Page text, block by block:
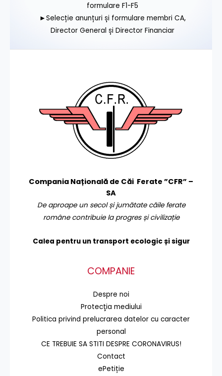
formulare F1-F5
►Selecție anunțuri și formulare membri CA,
Director General și Director Financiar
Compania Națională de Căi Ferate ”CFR” –
SA
De aproape un secol și jumătate căile ferate
române contribuie la progres și civilizație
Calea pentru un transport ecologic și sigur
COMPANIE
Despre noi
Protecţia mediului
Politica privind prelucrarea datelor cu caracter
personal
CE TREBUIE SA STITI DESPRE CORONAVIRUS!
Contact
ePetiție